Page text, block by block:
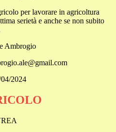
per lavorare in agricoltura
serietà e anche se non subito
Ambrogio
2024